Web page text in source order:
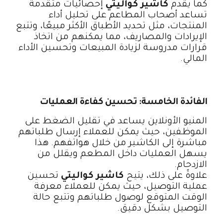
كما يقدم كاشير كواليتي إحصائيات متقدمة
تساعد أصحاب المطاعم على تحليل أداء
المنتجات، مثل تحديد الأطباق الأكثر مبيعًا، وتتبع
الإيرادات والمصاريف، مما يمكنهم من اتخاذ
قرارات مدروسة لزيادة المبيعات وتحسين الأداء
المالي.
الفائدة الخامسة: تحسين كفاءة العمليات
المنيو الأونلاين يساعد في تقليل الضغط على
الموظفين، حيث يمكن للعملاء إرسال طلباتهم
مباشرة إلى الكاشير من خلال هواتفهم. هذا
يسهل العمليات داخل المطعم ويقلل من
الازدحام.
علاوةً على ذلك، يتيح كاشير كواليتي تحسين
عملية التوصيل، حيث يمكن للعملاء معرفة
الوقت المتوقع لوصول طلباتهم وتتبع حالة
التوصيل بشكل دقيق.